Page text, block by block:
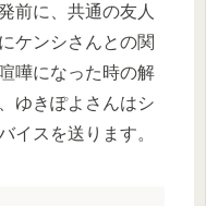
前に、共通の友人
ケンシさんとの関
嘩になった時の解
ゆきぽよさんはシ
イスを送ります。